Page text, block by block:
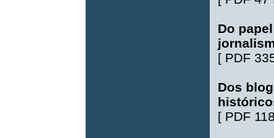
Do
[ PDF
Dos
[ PDF